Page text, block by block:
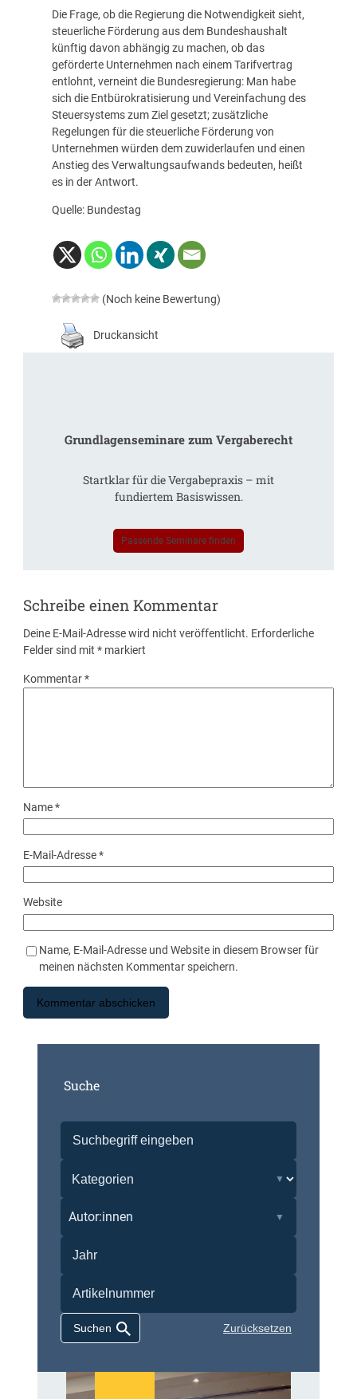
Die Frage, ob die Regierung die Notwendigkeit sieht,
steuerliche Förderung aus dem Bundeshaushalt
künftig davon abhängig zu machen, ob das
geförderte Unternehmen nach einem Tarifvertrag
entlohnt, verneint die Bundesregierung: Man habe
sich die Entbürokratisierung und Vereinfachung des
Steuersystems zum Ziel gesetzt; zusätzliche
Regelungen für die steuerliche Förderung von
Unternehmen würden dem zuwiderlaufen und einen
Anstieg des Verwaltungsaufwands bedeuten, heißt
es in der Antwort.
Quelle: Bundestag
(Noch keine Bewertung)
Druckansicht
Grundlagenseminare zum Vergaberecht
Startklar für die Vergabepraxis – mit
fundiertem Basiswissen.
Passende Seminare finden
Schreibe einen Kommentar
Deine E-Mail-Adresse wird nicht veröffentlicht. Erforderliche
Felder sind mit* markiert
Kommentar*
Name*
E-Mail-Adresse*
Website
Name, E-Mail-Adresse und Website in diesem Browser für
meinen nächsten Kommentar speichern.
Suche
Autor:innen
Zurücksetzen